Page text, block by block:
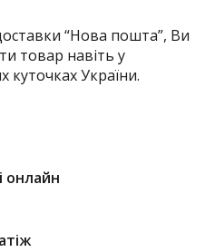
“Нова пошта”, Ви
товар навіть у
куточках України.
онлайн